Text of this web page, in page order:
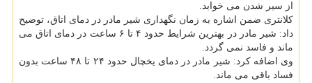
از سیر شدن می خوابد.
کلانتری ضمن اشاره به زمان نگهداری شیر مادر در دمای اتاق، توضیح
داد: شیر مادر در بهترین شرایط حدود ۴ تا ۶ ساعت در دمای اتاق می
ماند و فاسد نمی گردد.
وی اضافه کرد: شیر مادر در دمای یخچال حدود ۲۴ تا ۴۸ ساعت بدون
فساد باقی می ماند.